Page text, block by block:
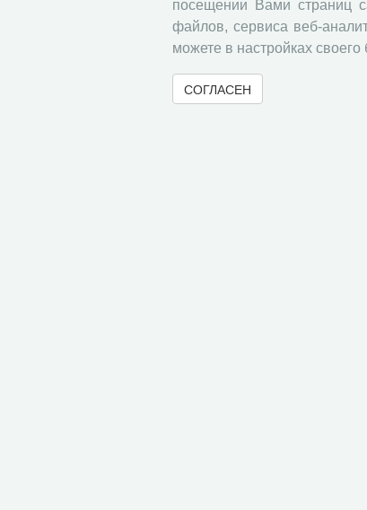
региональный
: ИСЭРТ РАН, 2015.
Цена: 288.54 р
посещении Вами страниц
файлов, сервиса веб-
можете в настройках своего
СОГЛАСЕН